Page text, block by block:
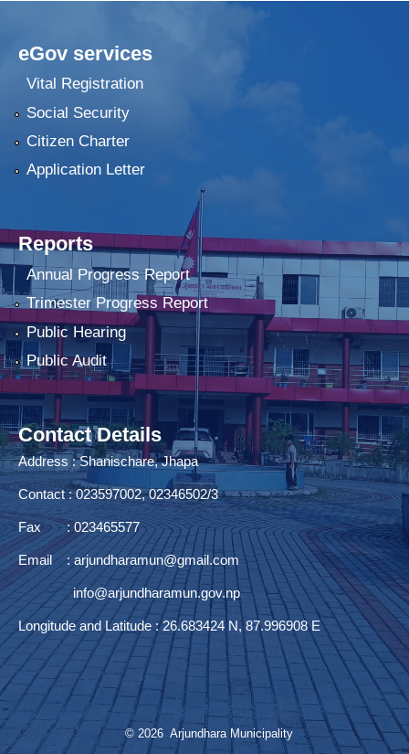
eGov services
Vital Registration
Social Security
Citizen Charter
Application Letter
Reports
Annual Progress Report
Trimester Progress Report
Public Hearing
Public Audit
Contact Details
Address : Shanischare, Jhapa
Contact : 023597002, 02346502/3
Fax : 023465577
Email :arjundharamun@gmail.com
info@arjundharamun.gov.np
Longitude and Latitude : 26.683424 N, 87.996908 E
© 2026 Arjundhara Municipality